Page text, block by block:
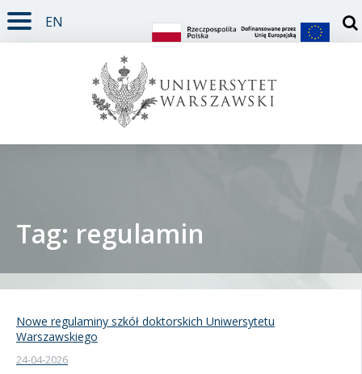
TREŚĆ STRONY
MENU GŁÓWNE
WYSZUKIWARKA
SOCIAL MEDIA
STOPKA STRONY
EN
Student
Tag: regulamin
Nowe regulaminy szkół doktorskich Uniwersytetu
Warszawskiego
24-04-2026